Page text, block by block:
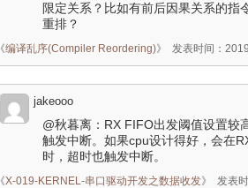
限定关系？比如有前后因果关系的指
重排？
《编译乱序(Compiler Reordering)》 发表时间：
jakeooo
@秋暮离：RX FIFO出发阈值设置较
触发中断。如果cpu设计得好，会在
时，超时也触发中断。
《X-019-KERNEL-串口驱动开发之数据收发》 发表